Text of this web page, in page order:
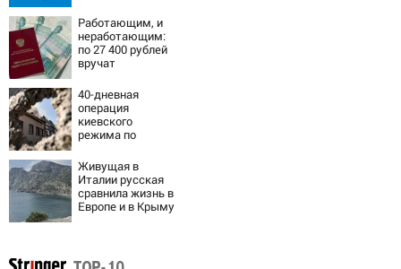
Причины,
источник, откуда
был громкий
хлопок
Работающим, и
неработающим:
по 27 400 рублей
вручат
сентябре -
PrimaMedia.ru
40-дневная
операция
киевского
режима по
России к миру»
обернулась для
Украины
провалом
Живущая в
Италии русская
сравнила жизнь в
Европе и в Крыму